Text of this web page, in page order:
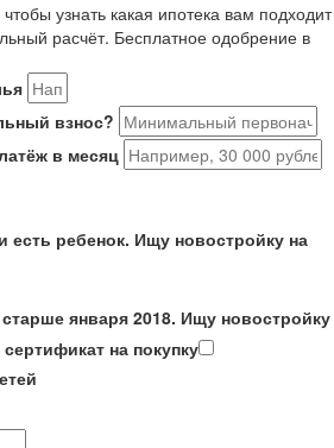
узнать какая ипотека вам подходит
расчёт. Бесплатное одобрение в
взнос?
в месяц
есть ребенок. Ищу новостройку на
января 2018. Ищу новостройку
на покупку